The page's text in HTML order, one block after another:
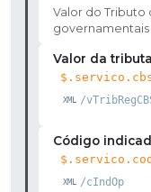
Valor do Tributo
governamentais
Valor da
/
Código
/cIndOp